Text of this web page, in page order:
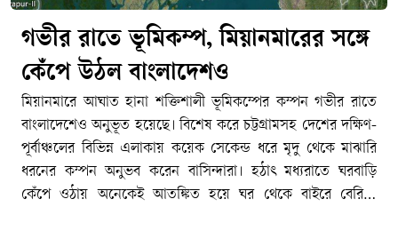
গভীর রাতে ভূমিকম্প, মিয়ানমারের সঙ্গে
কেঁপে উঠল বাংলাদেশও
মিয়ানমারে আঘাত হানা শক্তিশালী ভূমিকম্পের কম্পন গভীর রাতে
বাংলাদেশেও অনুভূত হয়েছে। বিশেষ করে চট্টগ্রামসহ দেশের দক্ষিণ-
পূর্বাঞ্চলের বিভিন্ন এলাকায় কয়েক সেকেন্ড ধরে মৃদু থেকে মাঝারি
ধরনের কম্পন অনুভব করেন বাসিন্দারা। হঠাৎ মধ্যরাতে ঘরবাড়ি
কেঁপে ওঠায় অনেকেই আতঙ্কিত হয়ে ঘর থেকে বাইরে বেরিয়ে